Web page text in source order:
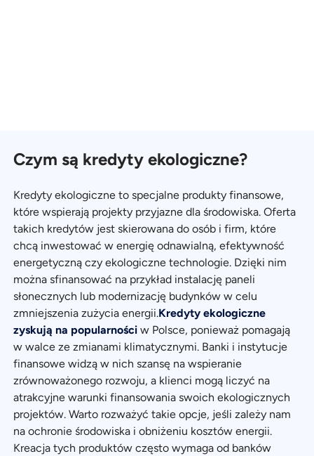
Czym są kredyty ekologiczne?
Kredyty ekologiczne to specjalne produkty finansowe,
które wspierają projekty przyjazne dla środowiska. Oferta
takich kredytów jest skierowana do osób i firm, które
chcą inwestować w energię odnawialną, efektywność
energetyczną czy ekologiczne technologie. Dzięki nim
można sfinansować na przykład instalację paneli
słonecznych lub modernizację budynków w celu
zmniejszenia zużycia energii.Kredyty ekologiczne
zyskują na popularności w Polsce, ponieważ pomagają
w walce ze zmianami klimatycznymi. Banki i instytucje
finansowe widzą w nich szansę na wspieranie
zrównoważonego rozwoju, a klienci mogą liczyć na
atrakcyjne warunki finansowania swoich ekologicznych
projektów. Warto rozważyć takie opcje, jeśli zależy nam
na ochronie środowiska i obniżeniu kosztów energii.
Kreacja tych produktów często wymaga od banków